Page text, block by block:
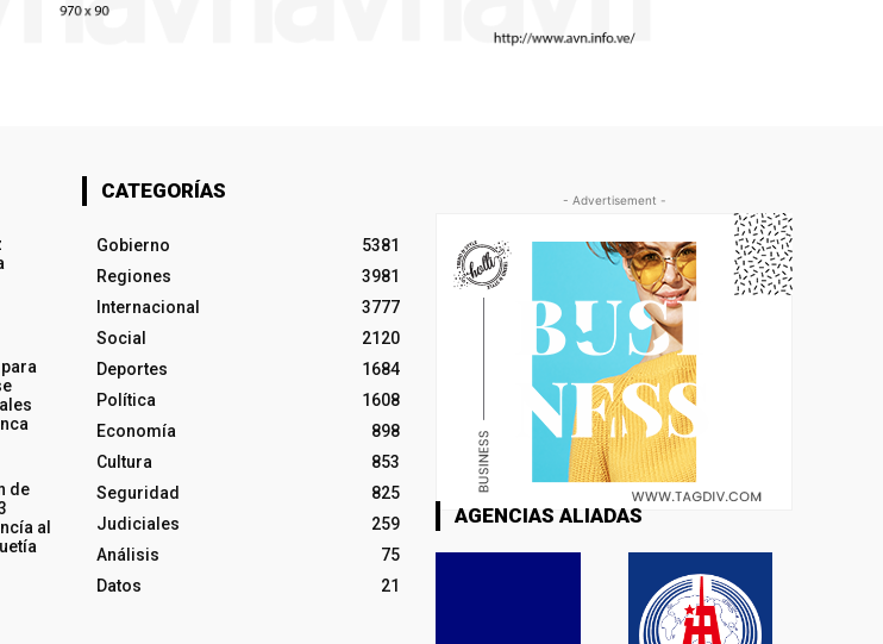
de
al
CATEGORÍAS
Gobierno
5381
Regiones
3981
Internacional
3777
Social
2120
Deportes
1684
Política
1608
Economía
898
Cultura
853
Seguridad
825
Judiciales
259
Análisis
75
Datos
21
- Advertisement -
AGENCIAS ALIADAS